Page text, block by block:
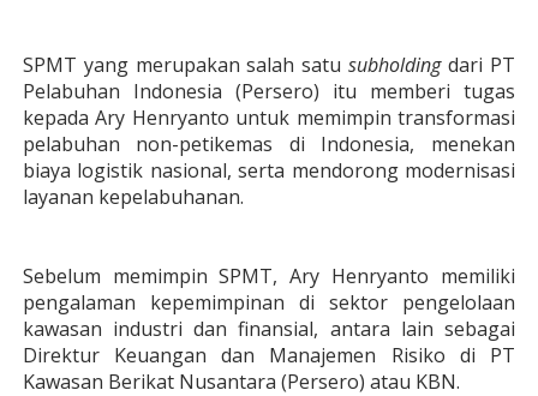
SPMT yang merupakan salah satusubholdingdari PT
Pelabuhan Indonesia (Persero) itu memberi tugas
kepada Ary Henryanto untuk memimpin transformasi
pelabuhan non-petikemas di Indonesia, menekan
biaya logistik nasional, serta mendorong modernisasi
layanan kepelabuhanan.
Sebelum memimpin SPMT, Ary Henryanto memiliki
pengalaman kepemimpinan di sektor pengelolaan
kawasan industri dan finansial, antara lain sebagai
Direktur Keuangan dan Manajemen Risiko di PT
Kawasan Berikat Nusantara (Persero) atau KBN.